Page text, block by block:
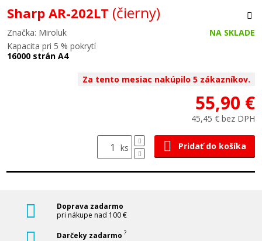
Sharp AR-202LT (čierny)
Značka: Miroluk
NA SKLADE
Kapacita pri 5 % pokrytí
16000 strán A4
Za tento mesiac nakúpilo 5 zákazníkov.
55,90 €
45,45 € bez DPH
ks Pridať do košíka
Doprava zadarmo
pri nákupe nad 100 €
Darčeky zadarmo ?